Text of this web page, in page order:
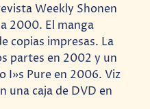
Weekly Shonen
2000. El manga
copias impresas. La
partes en 2002 y un
I»s Pure en 2006. Viz
una caja de DVD en